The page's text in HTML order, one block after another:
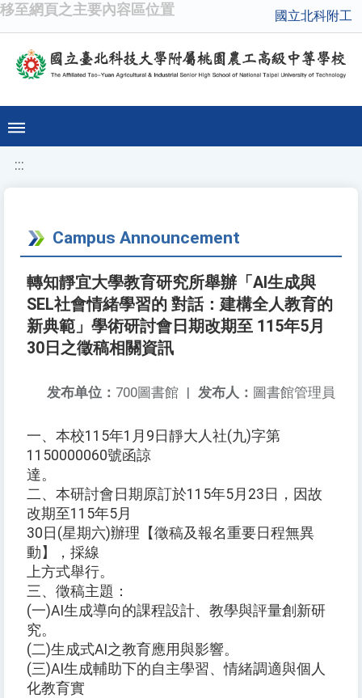
移至網頁之主要內容區位置 國立北科附工
:::
Campus Announcement
轉知靜宜大學教育研究所舉辦「AI生成與
SEL社會情緒學習的 對話：建構全人教育的
新典範」學術研討會日期改期至 115年5月
30日之徵稿相關資訊
发布人： 圖書館管理員
发布单位： 700圖書館 |
一、本校115年1月9日靜大人社(九)字第
1150000060號函諒
達。
二、本研討會日期原訂於115年5月23日，因故
改期至115年5月
30日(星期六)辦理【徵稿及報名重要日程無異
動】，採線
上方式舉行。
三、徵稿主題：
(一)AI生成導向的課程設計、教學與評量創新研
究。
(二)生成式AI之教育應用與影響。
(三)AI生成輔助下的自主學習、情緒調適與個人
化教育實